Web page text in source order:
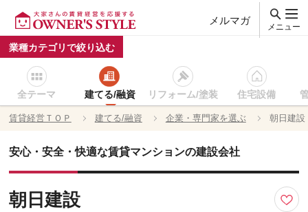
メルマガ
メニュー
業種カテゴリで絞り込む
全テーマ 建てる/融資 リフォーム/塗装 住宅設備
賃貸経営ＴＯＰ 建てる/融資 企業・専門家を選ぶ 朝日建設
安心・安全・快適な賃貸マンションの建設会社
朝日建設